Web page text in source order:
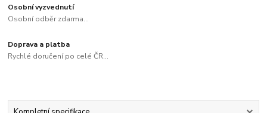
Osobní vyzvednutí
Osobní odběr zdarma...
Doprava a platba
Rychlé doručení po celé ČR...